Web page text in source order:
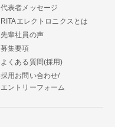
代表者メッセージ
RITAエレクトロニクスとは
先輩社員の声
募集要項
よくある質問(採用)
採用お問い合わせ/
エントリーフォーム